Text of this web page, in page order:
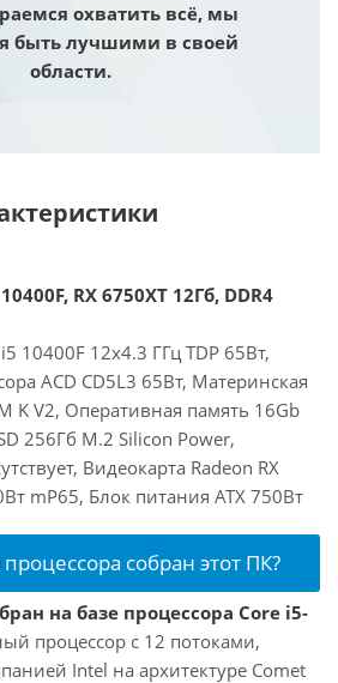
охватить всё, мы
быть лучшими в своей
области.
RX 6750XT 12Гб, DDR4
10400F 12x4.3 ГГц TDP 65Вт,
ACD CD5L3 65Вт, Материнская
K V2, Оперативная память 16Gb
256Гб M.2 Silicon Power,
Видеокарта Radeon RX
mP65, Блок питания ATX 750Вт
собран этот ПК?
на базе процессора Core i5-
процессор с 12 потоками,
Intel на архитектуре Comet